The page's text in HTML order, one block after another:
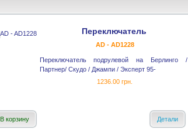
Переключатель
AD - AD1228
Переключатель подрулевой на Берлинго /
Партнер/ Скудо / Джампи / Эксперт 95-
1236.00 грн.
В корзину Детали